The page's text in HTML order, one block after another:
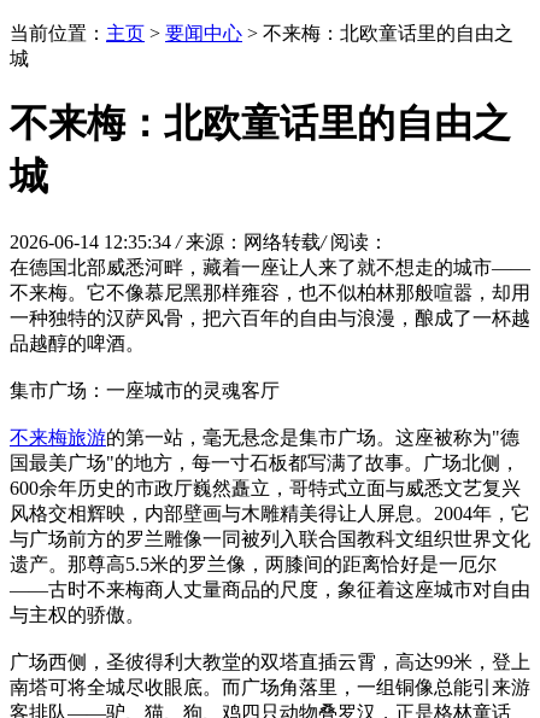
当前位置： 主页 > 要闻中心 > 不来梅：北欧童话里的自由之
城
不来梅：北欧童话里的自由之
城
2026-06-14 12:35:34 / 来源：网络转载/ 阅读：
在德国北部威悉河畔，藏着一座让人来了就不想走的城市——
不来梅。它不像慕尼黑那样雍容，也不似柏林那般喧嚣，却用
一种独特的汉萨风骨，把六百年的自由与浪漫，酿成了一杯越
品越醇的啤酒。
集市广场：一座城市的灵魂客厅
不来梅旅游的第一站，毫无悬念是集市广场。这座被称为"德
国最美广场"的地方，每一寸石板都写满了故事。广场北侧，
600余年历史的市政厅巍然矗立，哥特式立面与威悉文艺复兴
风格交相辉映，内部壁画与木雕精美得让人屏息。2004年，它
与广场前方的罗兰雕像一同被列入联合国教科文组织世界文化
遗产。那尊高5.5米的罗兰像，两膝间的距离恰好是一厄尔
——古时不来梅商人丈量商品的尺度，象征着这座城市对自由
与主权的骄傲。
广场西侧，圣彼得利大教堂的双塔直插云霄，高达99米，登上
南塔可将全城尽收眼底。而广场角落里，一组铜像总能引来游
客排队——驴、猫、狗、鸡四只动物叠罗汉，正是格林童话